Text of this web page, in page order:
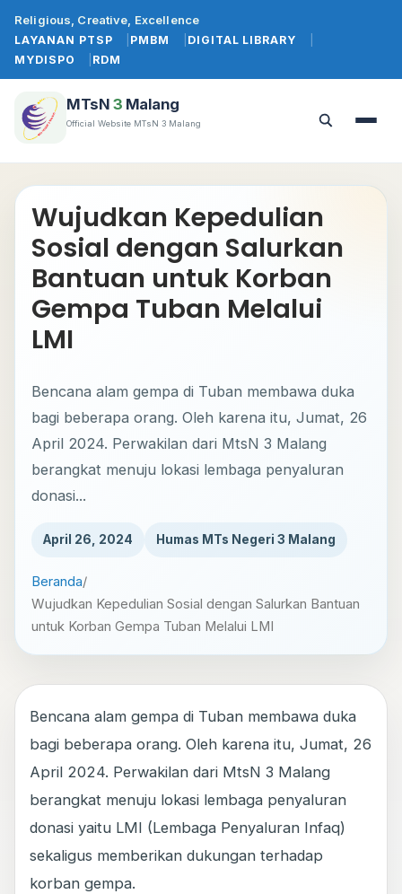
konten
Religious, Creative, Excellence
LAYANAN PTSP PMBM
DIGITAL LIBRARY
MYDISPO
RDM
MTsN 3 Malang
Official Website MTsN 3 Malang
Buka
Buka
Wujudkan Kepedulian
Sosial dengan Salurkan
Bantuan untuk Korban
Gempa Tuban Melalui
LMI
Bencana alam gempa di Tuban membawa duka
bagi beberapa orang. Oleh karena itu, Jumat, 26
April 2024. Perwakilan dari MtsN 3 Malang
berangkat menuju lokasi lembaga penyaluran
donasi...
April 26, 2024 Humas MTs Negeri 3 Malang
Beranda/
Wujudkan Kepedulian Sosial dengan Salurkan Bantuan
untuk Korban Gempa Tuban Melalui LMI
Bencana alam gempa di Tuban membawa duka
bagi beberapa orang. Oleh karena itu, Jumat, 26
April 2024. Perwakilan dari MtsN 3 Malang
berangkat menuju lokasi lembaga penyaluran
donasi yaitu LMI (Lembaga Penyaluran Infaq)
sekaligus memberikan dukungan terhadap
korban gempa.